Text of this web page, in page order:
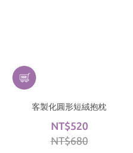
客製化圓形短絨抱枕
NT$520
NT$680